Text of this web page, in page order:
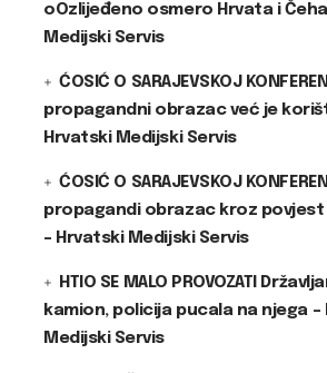
oOzlijeđeno osmero Hrvata i
Medijski Servis
ĆOSIĆ O SARAJEVSKOJ
propagandni obrazac već je
Hrvatski Medijski Servis
ĆOSIĆ O SARAJEVSKOJ
propagandi obrazac kroz
– Hrvatski Medijski Servis
HTIO SE MALO PROVOZATI
kamion, policija pucala na njega –
Medijski Servis